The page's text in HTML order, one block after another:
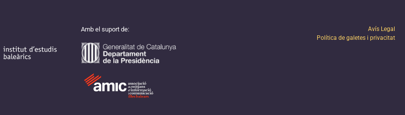
Amb el suport de:
Avís Legal
Política de galetes i privacitat